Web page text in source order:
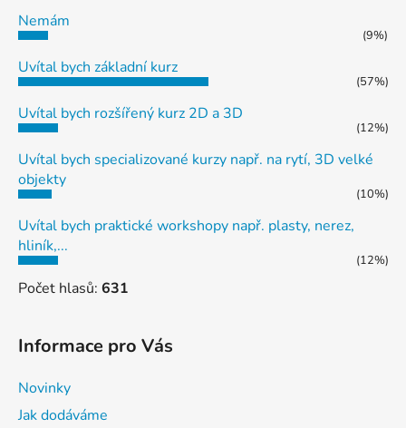
Nemám
(9%)
Uvítal bych základní kurz
(57%)
Uvítal bych rozšířený kurz 2D a 3D
(12%)
Uvítal bych specializované kurzy např. na rytí, 3D velké
objekty
(10%)
Uvítal bych praktické workshopy např. plasty, nerez,
hliník,...
(12%)
Počet hlasů: 631
Informace pro Vás
Novinky
Jak dodáváme